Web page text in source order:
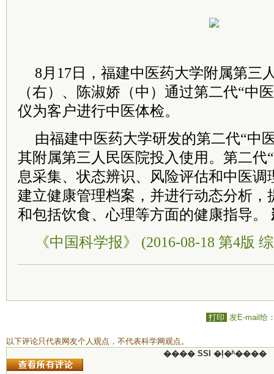
8月17日，福建中医药大学附属第三
（右）、陈淑娇（中）通过第二代“中
仪为客户进行中医体检。
由福建中医药大学研发的第二代“中
其附属第三人民医院投入使用。第二代
息采集、状态辨识、风险评估和中医调
建立健康管理档案，并进行动态分析，
和包括饮食、心理等方面的健康指导。
《中国科学报》 (2016-08-18 第4版
打印 发E-mail给
以下评论只代表网友个人观点，不代表科学网观点。
���� SSI �ļ�ʱ����